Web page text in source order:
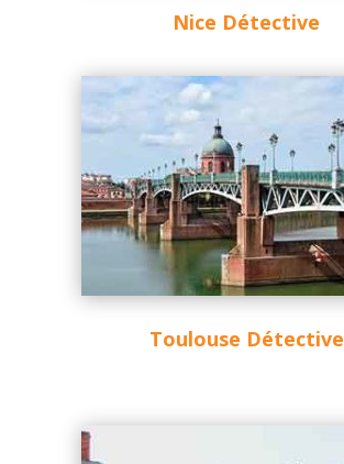
Nice Détective
Toulouse Détective